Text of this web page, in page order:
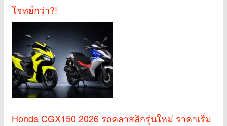
โจทย์กว่า?!
Honda CGX150 2026 รถคลาสสิกรุ่นใหม่ ราคาเริ่ม